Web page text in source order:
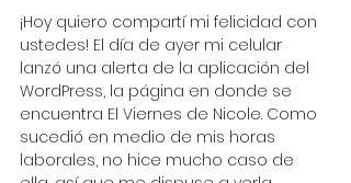
¡Hoy quiero compartí mi felicidad con
ustedes! El día de ayer mi celular
lanzó una alerta de la aplicación del
WordPress, la página en donde se
encuentra El Viernes de Nicole. Como
sucedió en medio de mis horas
laborales, no hice mucho caso de